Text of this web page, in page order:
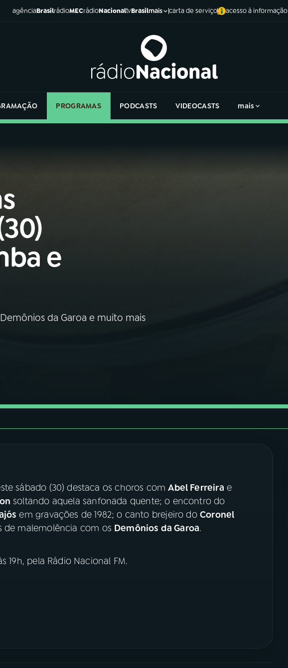
agênciaBrasilrádioMECrádioNacionaltvBrasilmais carta de serviço acesso à informação
PROGRAMAS PODCASTS VIDEOCASTS mais
e
da Garoa e muito mais
sábado (30) destaca os choros comAbel Ferreira e
soltando aquela sanfonada quente; o encontro do
em gravações de 1982; o canto brejeiro doCoronel
de malemolência com os Demônios da Garoa.
19h, pela Rádio Nacional FM.